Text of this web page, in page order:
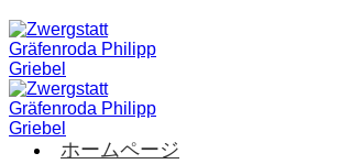
Skip
to
content
ホームページ